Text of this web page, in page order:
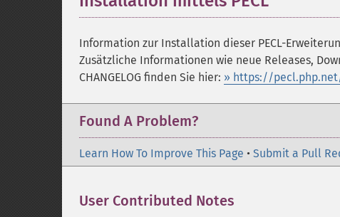
Information zur Installation dieser PECL-
Zusätzliche Informationen wie neue Releases,
CHANGELOG finden Sie hier: » https://
Found A Problem?
Learn How To Improve This Page • Submit a Pull
User Contributed Notes